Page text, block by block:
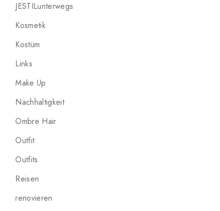
JESTILunterwegs
Kosmetik
Kostüm
Links
Make Up
Nachhaltigkeit
Ombre Hair
Outfit
Outfits
Reisen
renovieren